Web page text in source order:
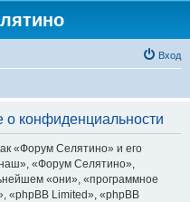
Вход
конфиденциальности
«Форум Селятино» и его
«Форум Селятино»,
«они», «программное
«phpBB Limited», «phpBB